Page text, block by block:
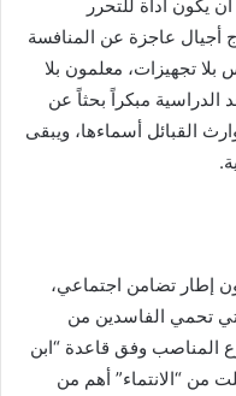
يكون أداة للتحرر
أجيال عاجزة عن المنافسة
تجهيزات، معلمون بلا
الدراسية مبكراً بحثاً عن
القبائل أسماءها، ويبقى
إطار تضامن اجتماعي،
تحمي الفاسدين من
المناصب وفق قاعدة “ابن
من “الانتماء” أهم من